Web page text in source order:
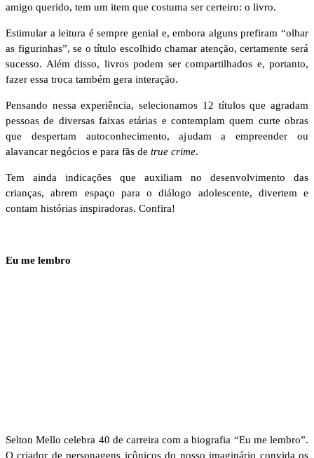
amigo querido, tem um item que costuma ser certeiro: o livro.
Estimular a leitura é sempre genial e, embora alguns prefiram “olhar
as figurinhas”, se o título escolhido chamar atenção, certamente será
sucesso. Além disso, livros podem ser compartilhados e, portanto,
fazer essa troca também gera interação.
Pensando nessa experiência, selecionamos 12 títulos que agradam
pessoas de diversas faixas etárias e contemplam quem curte obras
que despertam autoconhecimento, ajudam a empreender ou
alavancar negócios e para fãs de true crime.
Tem ainda indicações que auxiliam no desenvolvimento das
crianças, abrem espaço para o diálogo adolescente, divertem e
contam histórias inspiradoras. Confira!
Eu me lembro
Selton Mello celebra 40 de carreira com a biografia “Eu me lembro”.
O criador de personagens icônicos do nosso imaginário convida os